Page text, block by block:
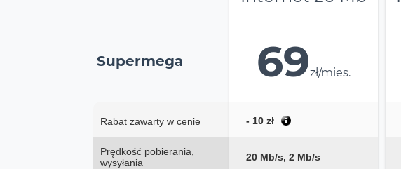
Supermega
Rabat zawarty w cenie
Prędkość pobierania,
wysyłania
69zł/mies.
- 10 zł
20 Mb/s, 2 Mb/s